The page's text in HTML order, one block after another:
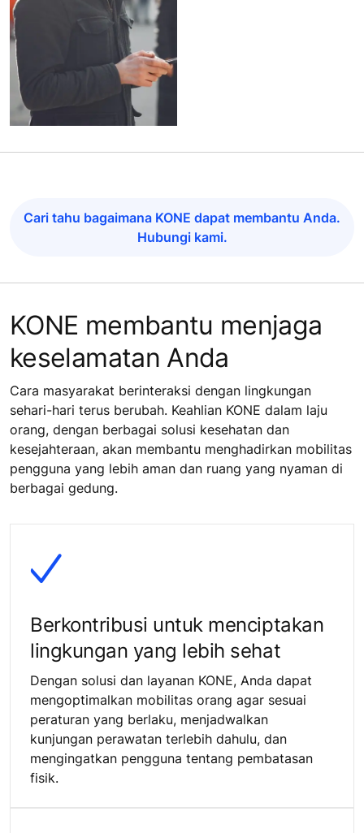
Cari tahu bagaimana KONE dapat membantu Anda.
Hubungi kami.
KONE membantu menjaga
keselamatan Anda
Cara masyarakat berinteraksi dengan lingkungan
sehari-hari terus berubah. Keahlian KONE dalam laju
orang, dengan berbagai solusi kesehatan dan
kesejahteraan, akan membantu menghadirkan mobilitas
pengguna yang lebih aman dan ruang yang nyaman di
berbagai gedung.
Berkontribusi untuk menciptakan
lingkungan yang lebih sehat
Dengan solusi dan layanan KONE, Anda dapat
mengoptimalkan mobilitas orang agar sesuai
peraturan yang berlaku, menjadwalkan
kunjungan perawatan terlebih dahulu, dan
mengingatkan pengguna tentang pembatasan
fisik.